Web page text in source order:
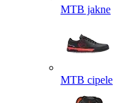
MTB jakne
MTB cipele